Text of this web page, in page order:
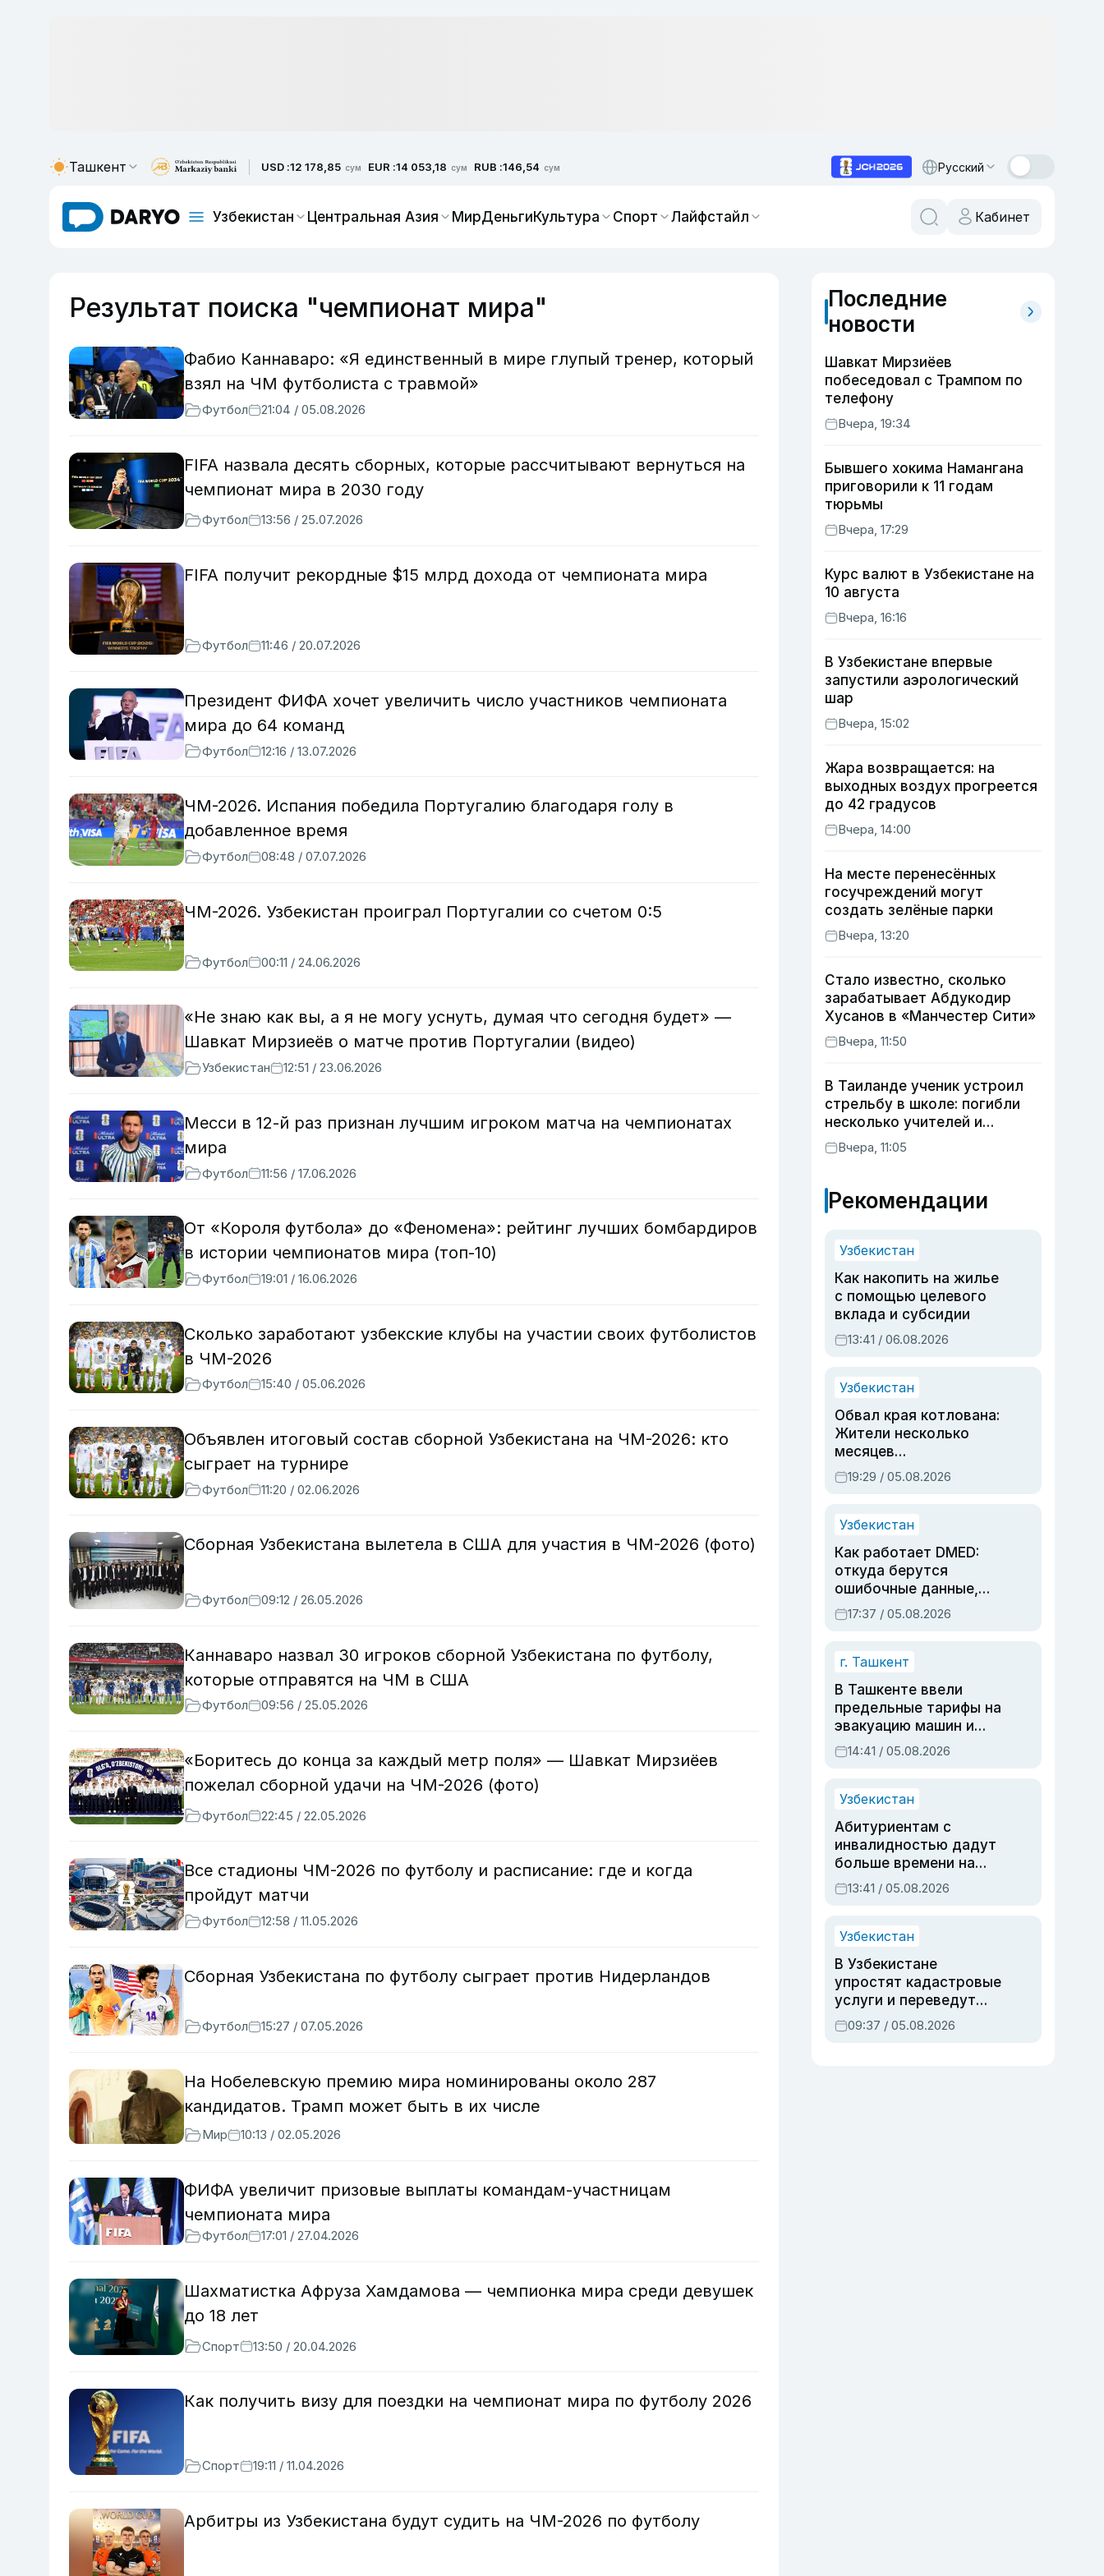
Ташкент USD :12 178,85 сум EUR :14 053,18 сум RUB :146,54 сум Русский
Узбекистан Центральная Азия МирДеньгиКультура Спорт Лайфстайл Кабинет
Результат поиска "чемпионат мира"
Фабио Каннаваро: «Я единственный в мире глупый тренер, который
взял на ЧМ футболиста с травмой»
Футбол 21:04 / 05.08.2026
FIFA назвала десять сборных, которые рассчитывают вернуться на
чемпионат мира в 2030 году
Футбол 13:56 / 25.07.2026
FIFA получит рекордные $15 млрд дохода от чемпионата мира
Футбол 11:46 / 20.07.2026
Президент ФИФА хочет увеличить число участников чемпионата
мира до 64 команд
Футбол 12:16 / 13.07.2026
ЧМ-2026. Испания победила Португалию благодаря голу в
добавленное время
Футбол 08:48 / 07.07.2026
ЧМ-2026. Узбекистан проиграл Португалии со счетом 0:5
Футбол 00:11 / 24.06.2026
«Не знаю как вы, а я не могу уснуть, думая что сегодня будет» —
Шавкат Мирзиеёв о матче против Португалии (видео)
Узбекистан 12:51 / 23.06.2026
Месси в 12-й раз признан лучшим игроком матча на чемпионатах
мира
Футбол 11:56 / 17.06.2026
От «Короля футбола» до «Феномена»: рейтинг лучших бомбардиров
в истории чемпионатов мира (топ-10)
Футбол 19:01 / 16.06.2026
Сколько заработают узбекские клубы на участии своих футболистов
в ЧМ-2026
Футбол 15:40 / 05.06.2026
Объявлен итоговый состав сборной Узбекистана на ЧМ-2026: кто
сыграет на турнире
Футбол 11:20 / 02.06.2026
Сборная Узбекистана вылетела в США для участия в ЧМ-2026 (фото)
Футбол 09:12 / 26.05.2026
Каннаваро назвал 30 игроков сборной Узбекистана по футболу,
которые отправятся на ЧМ в США
Футбол 09:56 / 25.05.2026
«Боритесь до конца за каждый метр поля» — Шавкат Мирзиёев
пожелал сборной удачи на ЧМ-2026 (фото)
Футбол 22:45 / 22.05.2026
Все стадионы ЧМ-2026 по футболу и расписание: где и когда
пройдут матчи
Футбол 12:58 / 11.05.2026
Сборная Узбекистана по футболу сыграет против Нидерландов
Футбол 15:27 / 07.05.2026
На Нобелевскую премию мира номинированы около 287
кандидатов. Трамп может быть в их числе
Мир 10:13 / 02.05.2026
ФИФА увеличит призовые выплаты командам-участницам
чемпионата мира
Футбол 17:01 / 27.04.2026
Шахматистка Афруза Хамдамова — чемпионка мира среди девушек
до 18 лет
Спорт 13:50 / 20.04.2026
Как получить визу для поездки на чемпионат мира по футболу 2026
Спорт 19:11 / 11.04.2026
Арбитры из Узбекистана будут судить на ЧМ-2026 по футболу
Последние
новости
Шавкат Мирзиёев
побеседовал с Трампом по
телефону
Вчера, 19:34
Бывшего хокима Намангана
приговорили к 11 годам
тюрьмы
Вчера, 17:29
Курс валют в Узбекистане на
10 августа
Вчера, 16:16
В Узбекистане впервые
запустили аэрологический
шар
Вчера, 15:02
Жара возвращается: на
выходных воздух прогреется
до 42 градусов
Вчера, 14:00
На месте перенесённых
госучреждений могут
создать зелёные парки
Вчера, 13:20
Стало известно, сколько
зарабатывает Абдукодир
Хусанов в «Манчестер Сити»
Вчера, 11:50
В Таиланде ученик устроил
стрельбу в школе: погибли
несколько учителей и
учащихся
Вчера, 11:05
Рекомендации
Узбекистан
Как накопить на жилье
с помощью целевого
вклада и субсидии
13:41 / 06.08.2026
Узбекистан
Обвал края котлована:
Жители несколько
месяцев
предупреждали об
опасности, но стройка
19:29 / 05.08.2026
Узбекистан
Как работает DMED:
откуда берутся
ошибочные данные,
дубли аккаунтов и
очереди по онлайн-
17:37 / 05.08.2026
г. Ташкент
В Ташкенте ввели
предельные тарифы на
эвакуацию машин и
штрафстоянки
14:41 / 05.08.2026
Узбекистан
Абитуриентам с
инвалидностью дадут
больше времени на
вступительных
экзаменах
13:41 / 05.08.2026
Узбекистан
В Узбекистане
упростят кадастровые
услуги и переведут
регистрацию
недвижимости в
09:37 / 05.08.2026